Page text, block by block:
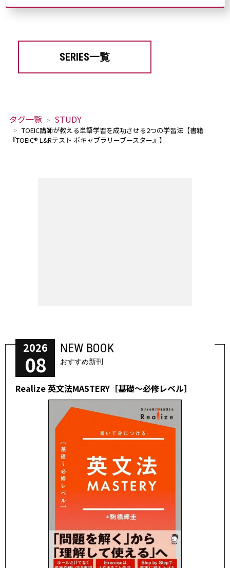
SERIES一覧
タグ一覧 STUDY
TOEIC講師が教える単語学習を成功させる2つの学習法【書籍
『TOEIC® L&Rテスト ボキャブラリーブースター』】
2026
08
NEW BOOK
おすすめ新刊
Realize 英文法MASTERY［基礎～必修レベル］